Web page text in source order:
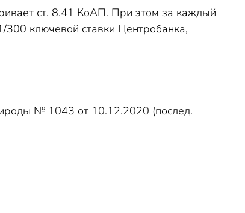
ст. 8.41 КоАП. При этом за каждый
300 ключевой ставки Центробанка,
№ 1043 от 10.12.2020 (послед.